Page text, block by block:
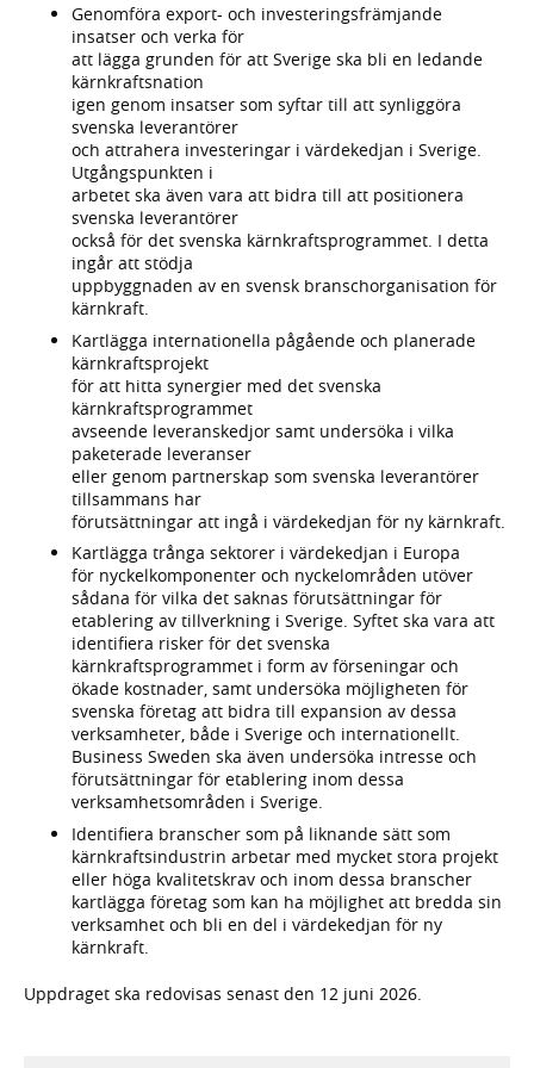
Genomföra export- och investeringsfrämjande
insatser och verka för
att lägga grunden för att Sverige ska bli en ledande
kärnkraftsnation
igen genom insatser som syftar till att synliggöra
svenska leverantörer
och attrahera investeringar i värdekedjan i Sverige.
Utgångspunkten i
arbetet ska även vara att bidra till att positionera
svenska leverantörer
också för det svenska kärnkraftsprogrammet. I detta
ingår att stödja
uppbyggnaden av en svensk branschorganisation för
kärnkraft.
Kartlägga internationella pågående och planerade
kärnkraftsprojekt
för att hitta synergier med det svenska
kärnkraftsprogrammet
avseende leveranskedjor samt undersöka i vilka
paketerade leveranser
eller genom partnerskap som svenska leverantörer
tillsammans har
förutsättningar att ingå i värdekedjan för ny kärnkraft.
Kartlägga trånga sektorer i värdekedjan i Europa
för nyckelkomponenter och nyckelområden utöver
sådana för vilka det saknas förutsättningar för
etablering av tillverkning i Sverige. Syftet ska vara att
identifiera risker för det svenska
kärnkraftsprogrammet i form av förseningar och
ökade kostnader, samt undersöka möjligheten för
svenska företag att bidra till expansion av dessa
verksamheter, både i Sverige och internationellt.
Business Sweden ska även undersöka intresse och
förutsättningar för etablering inom dessa
verksamhetsområden i Sverige.
Identifiera branscher som på liknande sätt som
kärnkraftsindustrin arbetar med mycket stora projekt
eller höga kvalitetskrav och inom dessa branscher
kartlägga företag som kan ha möjlighet att bredda sin
verksamhet och bli en del i värdekedjan för ny
kärnkraft.
Uppdraget ska redovisas senast den 12 juni 2026.